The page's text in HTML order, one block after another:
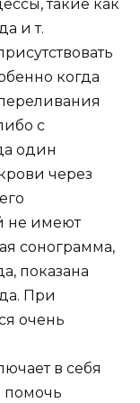
такие как
и т.
когда
с
один
через
не имеют
сонограмма,
показана
При
очень
в себя
помочь